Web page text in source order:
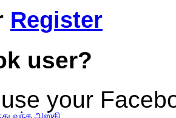
Register
user?
your